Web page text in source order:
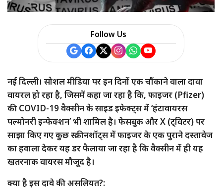
Follow Us
नई दिल्ली। सोशल मीडिया पर इन दिनों एक चौंकाने वाला दावा
वायरल हो रहा है, जिसमें कहा जा रहा है कि, फाइजर (Pfizer)
की COVID-19 वैक्सीन के साइड इफेक्ट्स में ‘हंटावायरस
पल्मोनरी इन्फेक्शन’ भी शामिल है। फेसबुक और X (ट्विटर) पर
साझा किए गए कुछ स्क्रीनशॉट्स में फाइजर के एक पुराने दस्तावेज
का हवाला देकर यह डर फैलाया जा रहा है कि वैक्सीन में ही यह
खतरनाक वायरस मौजूद है।
क्या है इस दावे की असलियत?: